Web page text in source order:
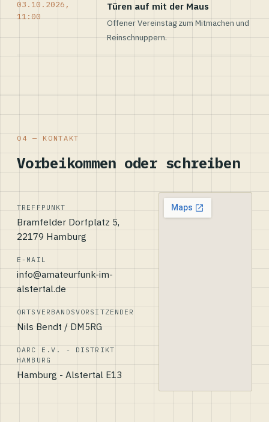
03.10.2026,
11:00
Türen auf mit der Maus
Offener Vereinstag zum Mitmachen und
Reinschnuppern.
04 — KONTAKT
Vorbeikommen oder schreiben
TREFFPUNKT
Bramfelder Dorfplatz 5,
22179 Hamburg
E-MAIL
info@amateurfunk-im-
alstertal.de
ORTSVERBANDSVORSITZENDER
Nils Bendt / DM5RG
DARC E.V. - DISTRIKT
HAMBURG
Hamburg - Alstertal E13